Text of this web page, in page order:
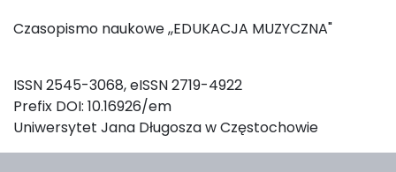
Czasopismo naukowe ,,EDUKACJA MUZYCZNA"
ISSN 2545-3068, eISSN 2719-4922
Prefix DOI: 10.16926/em
Uniwersytet Jana Długosza w Częstochowie